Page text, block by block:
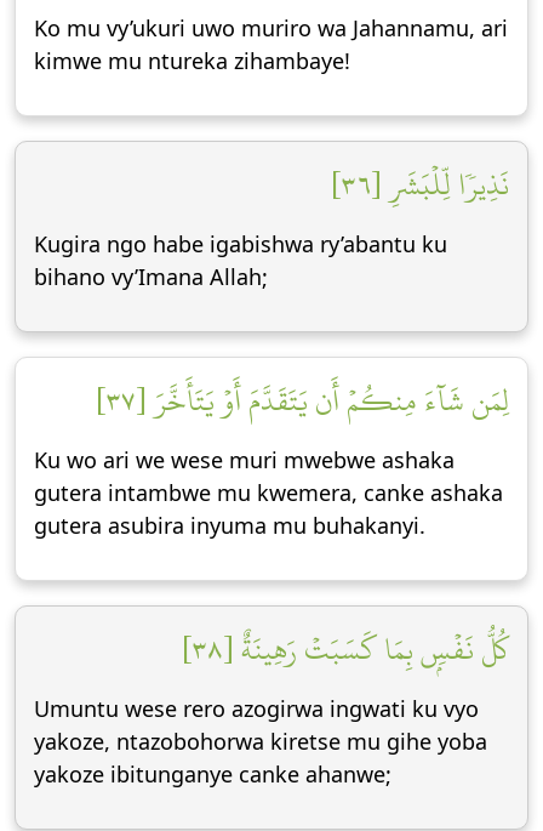
Ko mu vy’ukuri uwo muriro wa Jahannamu, ari
kimwe mu ntureka zihambaye!
نَذِيرٗا لِّلۡبَشَرِ [٣٦]
Kugira ngo habe igabishwa ry’abantu ku
bihano vy’Imana Allah;
لِمَن شَآءَ مِنكُمۡ أَن يَتَقَدَّمَ أَوۡ يَتَأَخَّرَ [٣٧]
Ku wo ari we wese muri mwebwe ashaka
gutera intambwe mu kwemera, canke ashaka
gutera asubira inyuma mu buhakanyi.
كُلُّ نَفۡسِۭ بِمَا كَسَبَتۡ رَهِينَةٌ [٣٨]
Umuntu wese rero azogirwa ingwati ku vyo
yakoze, ntazobohorwa kiretse mu gihe yoba
yakoze ibitunganye canke ahanwe;